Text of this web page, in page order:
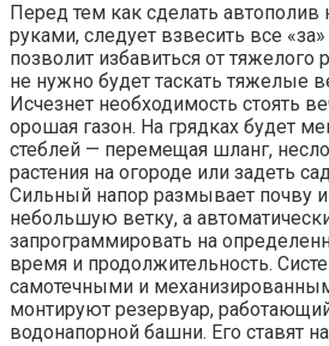
Перед тем как сделать автополив
руками, следует взвесить все
позволит избавиться от тяжелого
не нужно будет таскать тяжелые
Исчезнет необходимость стоять
орошая газон. На грядках будет
стеблей — перемещая шланг,
растения на огороде или задеть
Сильный напор размывает почву
небольшую ветку, а
запрограммировать на
время и продолжительность.
самотечными и
монтируют резервуар,
водонапорной башни. Его ставят